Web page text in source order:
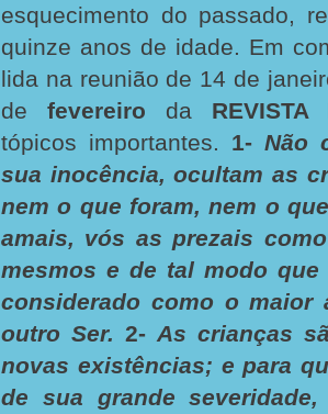
esquecimento do passado,
quinze anos de idade. Em
lida na reunião de 14 de
de fevereiro da REVISTA
tópicos importantes. 1- Não
sua inocência, ocultam as
nem o que foram, nem o
amais, vós as prezais
mesmos e de tal modo
considerado como o maior
outro Ser. 2- As crianças
novas existências; e para
de sua grande